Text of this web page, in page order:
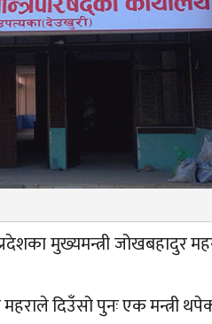
मुख्यमन्त्री जोखबहादुर
दिउँसो पुनः एक मन्त्री